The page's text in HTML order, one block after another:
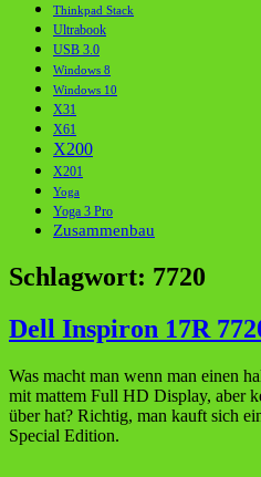
Thinkpad Stack
Ultrabook
USB 3.0
Windows 8
Windows 10
X31
X61
X200
X201
Yoga
Yoga 3 Pro
Zusammenbau
Schlagwort: 7720
Dell Inspiron 17R
Was macht man wenn man einen
mit mattem Full HD Display, aber
über hat? Richtig, man kauft sich
Special Edition.